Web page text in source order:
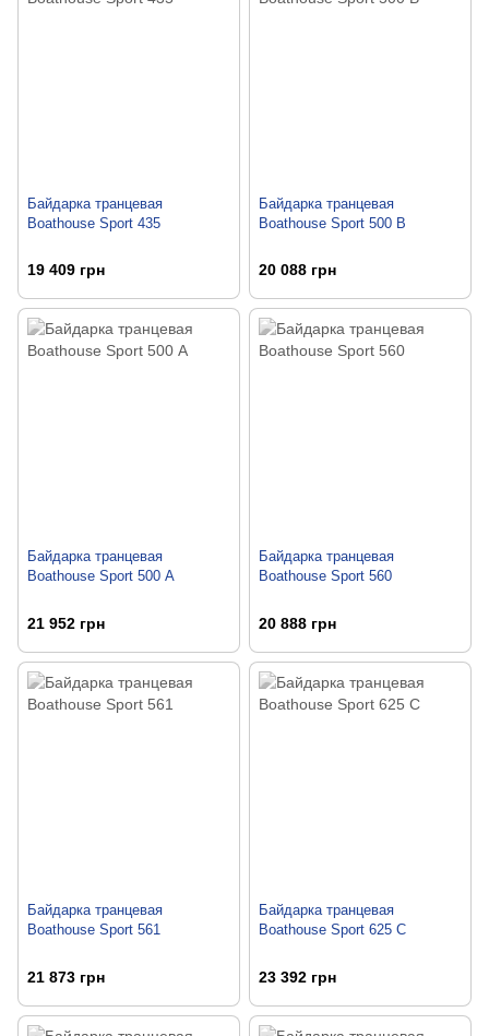
Байдарка транцевая
Boathouse Sport 435
19 409 грн
Байдарка транцевая
Boathouse Sport 500 B
20 088 грн
Байдарка транцевая
Boathouse Sport 500 А
21 952 грн
Байдарка транцевая
Boathouse Sport 560
20 888 грн
Байдарка транцевая
Boathouse Sport 561
21 873 грн
Байдарка транцевая
Boathouse Sport 625 C
23 392 грн